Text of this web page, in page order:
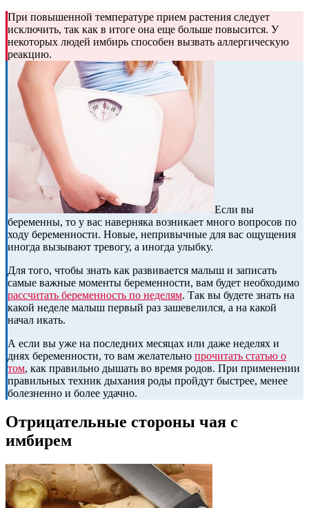
При повышенной температуре прием растения следует
исключить, так как в итоге она еще больше повысится. У
некоторых людей имбирь способен вызвать аллергическую
реакцию.
Если вы
беременны, то у вас наверняка возникает много вопросов по
ходу беременности. Новые, непривычные для вас ощущения
иногда вызывают тревогу, а иногда улыбку.
Для того, чтобы знать как развивается малыш и записать
самые важные моменты беременности, вам будет необходимо
рассчитать беременность по неделям. Так вы будете знать на
какой неделе малыш первый раз зашевелился, а на какой
начал икать.
А если вы уже на последних месяцах или даже неделях и
днях беременности, то вам желательно прочитать статью о
том, как правильно дышать во время родов. При применении
правильных техник дыхания роды пройдут быстрее, менее
болезненно и более удачно.
Отрицательные стороны чая с
имбирем